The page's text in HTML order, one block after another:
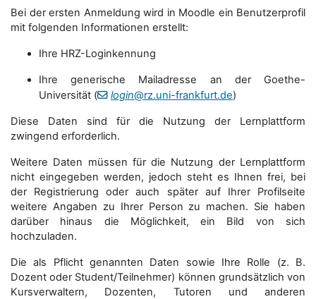
Bei der ersten Anmeldung wird in Moodle ein Benutzerprofil
mit folgenden Informationen erstellt:
Ihre HRZ-Loginkennung
Ihre generische Mailadresse an der Goethe-
Universität (
login@rz.uni-frankfurt.de)
Diese Daten sind für die Nutzung der Lernplattform
zwingend erforderlich.
Weitere Daten müssen für die Nutzung der Lernplattform
nicht eingegeben werden, jedoch steht es Ihnen frei, bei
der Registrierung oder auch später auf Ihrer Profilseite
weitere Angaben zu Ihrer Person zu machen. Sie haben
darüber hinaus die Möglichkeit, ein Bild von sich
hochzuladen.
Die als Pflicht genannten Daten sowie Ihre Rolle (z. B.
Dozent oder Student/Teilnehmer) können grundsätzlich von
Kursverwaltern, Dozenten, Tutoren und anderen